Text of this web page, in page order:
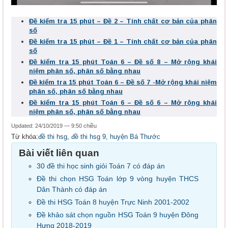
Đề kiểm tra 15 phút – Đề 2 – Tính chất cơ bản của phân
số
Đề kiểm tra 15 phút – Đề 1 – Tính chất cơ bản của phân
số
Đề kiểm tra 15 phút Toán 6 – Đề số 8 – Mở rộng khái
niệm phân số, phân số bằng nhau
Đề kiểm tra 15 phút Toán 6 – Đề số 7 -Mở rộng khái niệm
phân số, phân số bằng nhau
Đề kiểm tra 15 phút Toán 6 – Đề số 6 – Mở rộng khái
niệm phân số, phân số bằng nhau
Updated: 24/10/2019 — 9:50 chiều
Từ khóa:đề thi hsg, đề thi hsg 9, huyện Bá Thước
Bài viết liên quan
30 đề thi học sinh giỏi Toán 7 có đáp án
Đề thi chọn HSG Toán lớp 9 vòng huyện THCS
Dân Thành có đáp án
Đề thi HSG Toán 8 huyện Trực Ninh 2001-2002
Đề khảo sát chọn nguồn HSG Toán 9 huyện Đông
Hưng 2018-2019